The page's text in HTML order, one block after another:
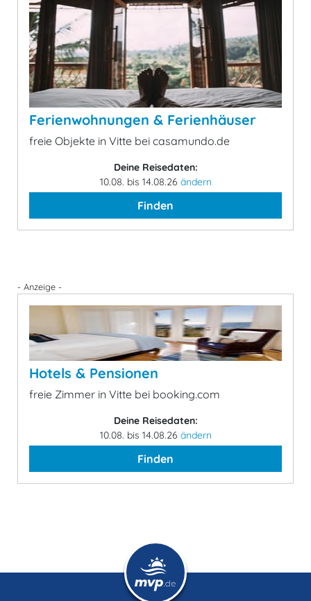
Ferienwohnungen & Ferienhäuser
freie Objekte in Vitte bei casamundo.de
Deine Reisedaten:
10.08. bis 14.08.26 ändern
Finden
- Anzeige -
Hotels & Pensionen
freie Zimmer in Vitte bei booking.com
Deine Reisedaten:
10.08. bis 14.08.26 ändern
Finden